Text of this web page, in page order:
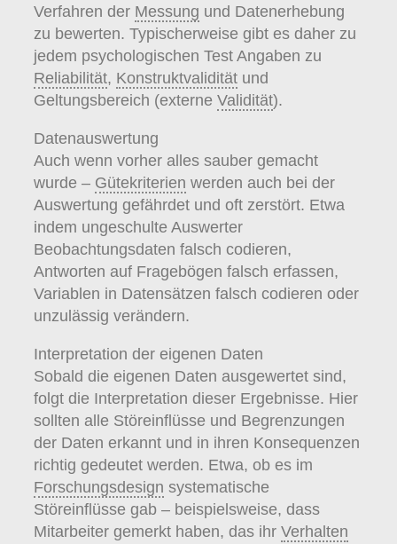
Verfahren der Messung und Datenerhebung
zu bewerten. Typischerweise gibt es daher zu
jedem psychologischen Test Angaben zu
Reliabilität, Konstruktvalidität und
Geltungsbereich (externe Validität).
Datenauswertung
Auch wenn vorher alles sauber gemacht
wurde – Gütekriterien werden auch bei der
Auswertung gefährdet und oft zerstört. Etwa
indem ungeschulte Auswerter
Beobachtungsdaten falsch codieren,
Antworten auf Fragebögen falsch erfassen,
Variablen in Datensätzen falsch codieren oder
unzulässig verändern.
Interpretation der eigenen Daten
Sobald die eigenen Daten ausgewertet sind,
folgt die Interpretation dieser Ergebnisse. Hier
sollten alle Störeinflüsse und Begrenzungen
der Daten erkannt und in ihren Konsequenzen
richtig gedeutet werden. Etwa, ob es im
Forschungsdesign systematische
Störeinflüsse gab – beispielsweise, dass
Mitarbeiter gemerkt haben, das ihr Verhalten